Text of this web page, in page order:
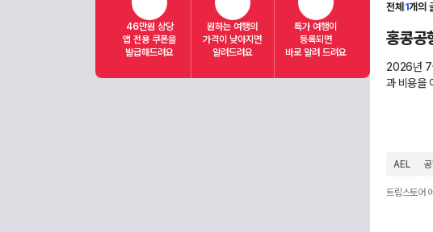
46만원 상당
앱 전용 쿠폰을
발급해드려요
원하는 여행의
가격이 낮아지면
알려드려요
특가 여행이
등록되면
바로 알려 드려요
전체 1개의
홍콩공
2026년 7
과 비용을
AEL
트립스토어